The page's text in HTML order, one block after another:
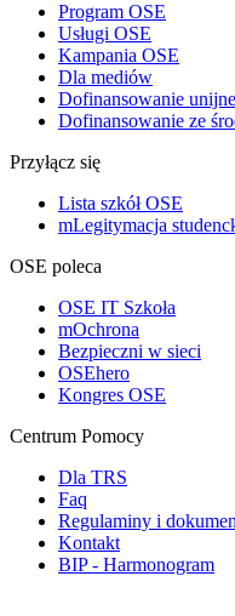
Program OSE
Usługi OSE
Kampania OSE
Dla mediów
Dofinansowanie unijne
Dofinansowanie ze
Przyłącz się
Lista szkół OSE
mLegitymacja
OSE poleca
OSE IT Szkoła
mOchrona
Bezpieczni w sieci
OSEhero
Kongres OSE
Centrum Pomocy
Dla TRS
Faq
Regulaminy i
Kontakt
BIP - Harmonogram